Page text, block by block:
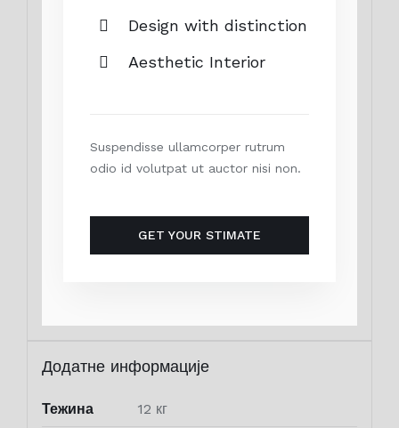
Design with distinction
Aesthetic Interior
Suspendisse ullamcorper rutrum
odio id volutpat ut auctor nisi non.
GET YOUR STIMATE
Додатне информације
Тежина 12 кг